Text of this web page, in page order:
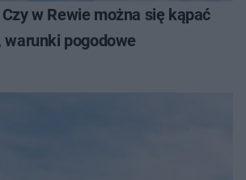
w Rewie można się kąpać
warunki pogodowe